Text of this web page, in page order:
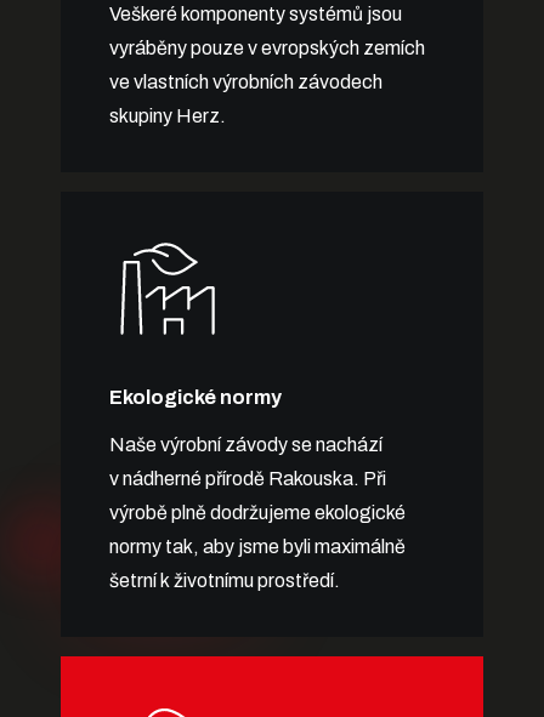
Veškeré komponenty systémů jsou
vyráběny pouze v evropských zemích
ve vlastních výrobních závodech
skupiny Herz.
Ekologické normy
Naše výrobní závody se nachází
v nádherné přírodě Rakouska. Při
výrobě plně dodržujeme ekologické
normy tak, aby jsme byli maximálně
šetrní k životnímu prostředí.